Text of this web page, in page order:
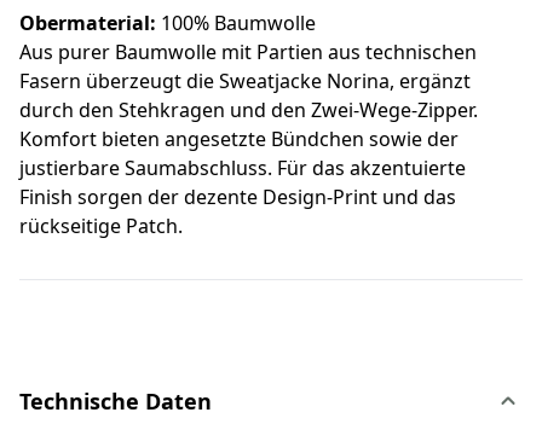
Obermaterial: 100% Baumwolle
Aus purer Baumwolle mit Partien aus technischen
Fasern überzeugt die Sweatjacke Norina, ergänzt
durch den Stehkragen und den Zwei-Wege-Zipper.
Komfort bieten angesetzte Bündchen sowie der
justierbare Saumabschluss. Für das akzentuierte
Finish sorgen der dezente Design-Print und das
rückseitige Patch.
Technische Daten